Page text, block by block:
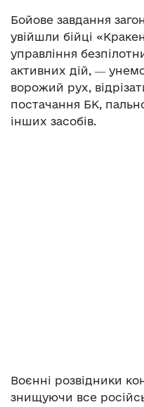
Бойове завдання
увійшли бійці
управління
активних дій, ―
ворожий рух,
постачання БК,
інших засобів.
Воєнні розвідники
знищуючи все